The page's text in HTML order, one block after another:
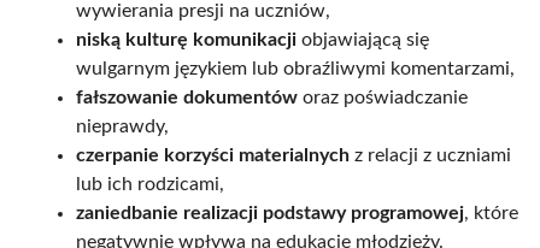
wywierania presji na uczniów,
niską kulturę komunikacji objawiającą się
wulgarnym językiem lub obraźliwymi komentarzami,
fałszowanie dokumentów oraz poświadczanie
nieprawdy,
czerpanie korzyści materialnych z relacji z uczniami
lub ich rodzicami,
zaniedbanie realizacji podstawy programowej, które
negatywnie wpływa na edukację młodzieży.